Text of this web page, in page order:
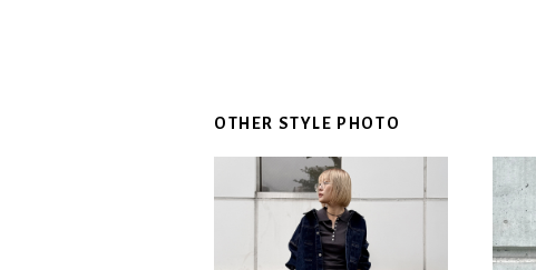
OTHER STYLE PHOTO